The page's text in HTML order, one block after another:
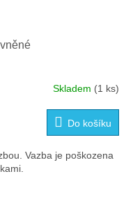
Skladem (1 ks)
Do košíku
Vazba je poškozena